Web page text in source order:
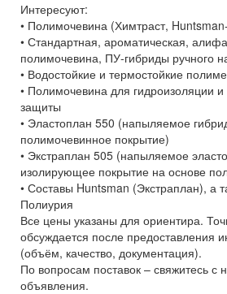
Интересуют:
• Полимочевина (Химтраст,
• Стандартная, ароматическая,
полимочевина, ПУ-гибриды ручного
• Водостойкие и термостойкие
• Полимочевина для гидроизоляции и
защиты
• Эластоплан 550 (напыляемое
полимочевинное покрытие)
• Экстраплан 505 (напыляемое
изолирующее покрытие на основе
• Составы Huntsman (Экстраплан), а
Полиурия
Все цены указаны для ориентира.
обсуждается после предоставления
(объём, качество, документация).
По вопросам поставок – свяжитесь с
объявления.